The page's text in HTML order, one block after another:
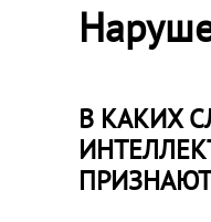
В КАКИХ